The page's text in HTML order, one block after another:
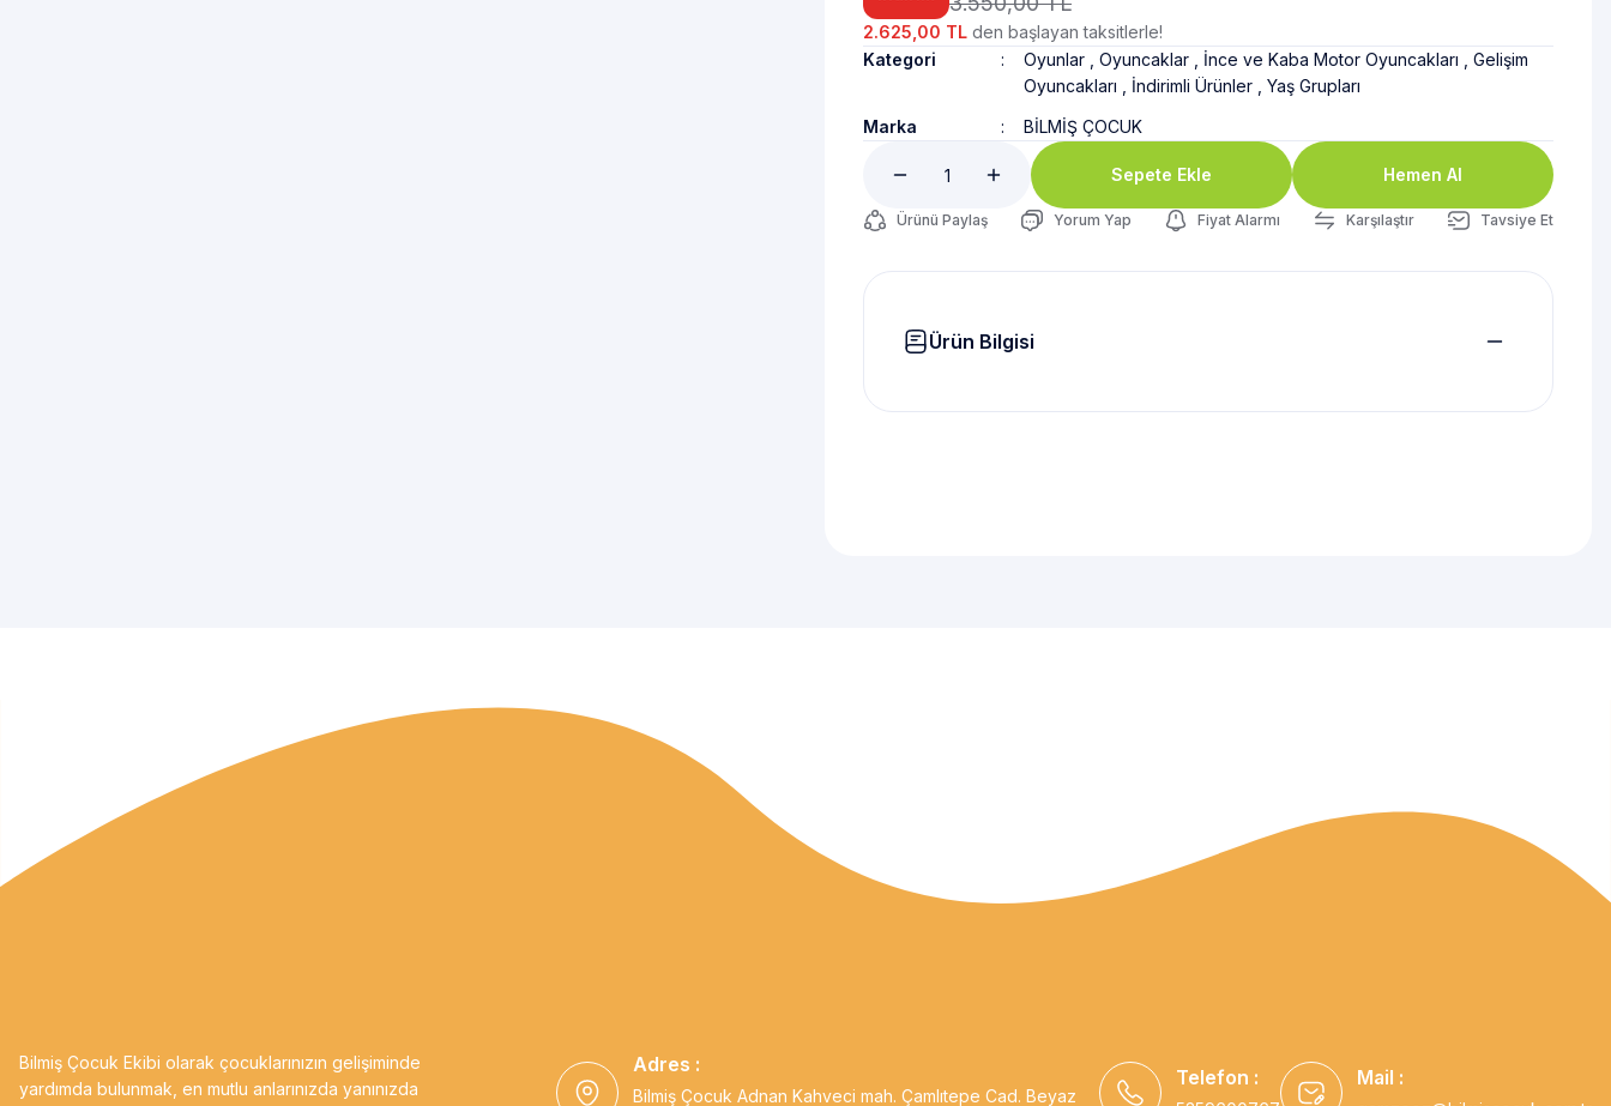
2.625,00 TL den başlayan taksitlerle!
Kategori
Oyunlar ,Oyuncaklar İnce ve Kaba Motor Oyuncakları ,Gelişim
Oyuncakları
İndirimli Ürünler ,Yaş Grupları
Marka
BİLMİŞ ÇOCUK
Sepete Ekle Hemen Al
Ürünü Paylaş Yorum Yap Fiyat Alarmı Karşılaştır Tavsiye Et
Ürün Bilgisi
Bilmiş Çocuk Ekibi olarak çocuklarınızın gelişiminde
yardımda bulunmak, en mutlu anlarınızda yanınızda
Adres :
Bilmiş Çocuk Adnan Kahveci mah. Çamlıtepe Cad. Beyaz
Telefon : Mail :